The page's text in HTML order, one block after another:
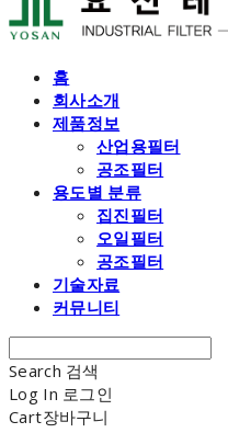
홈
회사소개
제품정보
산업용필터
공조필터
용도별 분류
집진필터
오일필터
공조필터
기술자료
커뮤니티
Search 검색
Log In 로그인
Cart장바구니